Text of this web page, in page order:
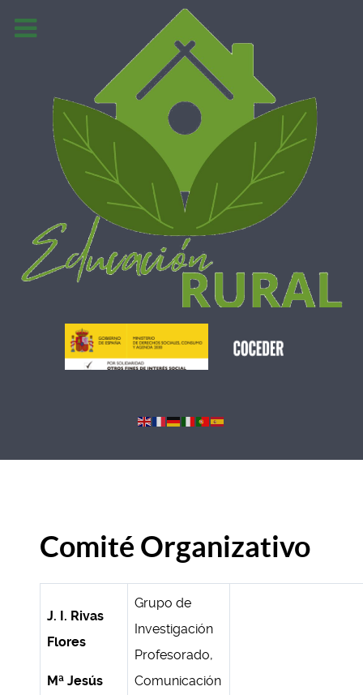
Comité Organizativo
J. I. Rivas
Flores
Mª Jesús
Grupo de
Investigación
Profesorado,
Comunicación